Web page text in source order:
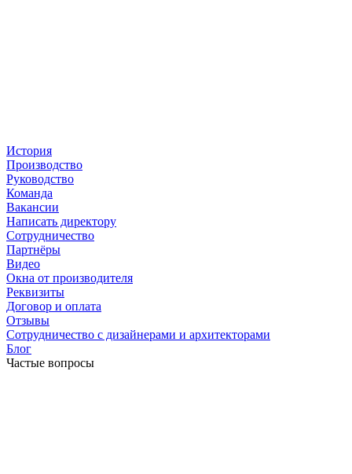
История
Производство
Руководство
Команда
Вакансии
Написать директору
Сотрудничество
Партнёры
Видео
Окна от производителя
Реквизиты
Договор и оплата
Отзывы
Сотрудничество с дизайнерами и архитекторами
Блог
Частые вопросы